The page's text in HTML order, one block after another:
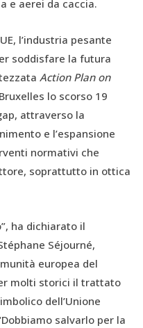
e aerei da caccia.
l’industria pesante
soddisfare la futura
Action Plan on
lo scorso 19
attraverso la
e l’espansione
normativi che
soprattutto in ottica
ha dichiarato il
Séjourné,
europea del
molti storici il trattato
dell’Unione
salvarlo per la